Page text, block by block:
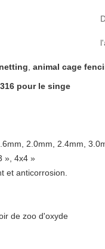
animal cage
pour le singe
2.0mm, 2.4mm,
», 4x4 »
et anticorrosion.
de zoo d'oxyde